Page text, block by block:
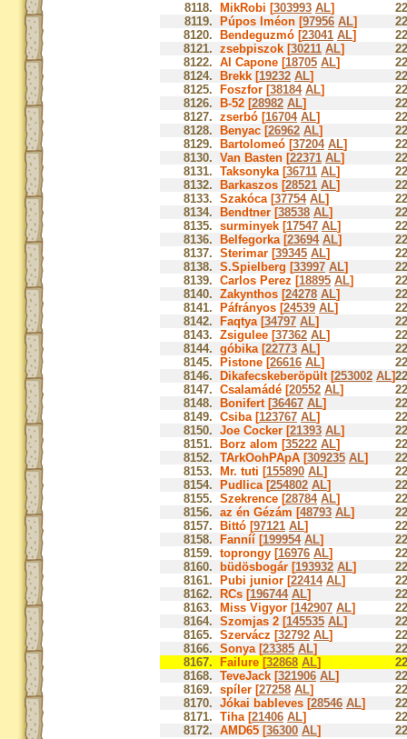
8118. MikRobi [303993 AL]
8119.
Púpos Iméon [97956 AL]
8120.
Bendeguzmó [23041 AL]
8121. zsebpiszok [30211 AL]
8122. Al Capone [18705 AL]
8124.
Brekk [19232 AL]
8125.
Foszfor [38184 AL]
8126.
B-52 [28982 AL]
8127. zserbó [16704 AL]
8128.
Benyac [26962 AL]
8129.
Bartolomeó [37204 AL]
8130. Van Basten [22371 AL]
8131. Taksonyka [36711 AL]
8132.
Barkaszos [28521 AL]
8133. Szakóca [37754 AL]
8134.
Bendtner [38538 AL]
8135. surminyek [17547 AL]
8136.
Belfegorka [23694 AL]
8137. Sterimar [39345 AL]
8138. S.Spielberg [33997 AL]
8139. Carlos Perez [18895 AL]
8140. Zakynthos [24278 AL]
8141.
Páfrányos [24539 AL]
8142.
Faqtya [34797 AL]
8143. Zsigulee [37362 AL]
8144. góbika [22773 AL]
8145.
Pistone [26616 AL]
8146.
Dikafecskeberöpült [253002 AL]
8147. Csalamádé [20552 AL]
8148.
Bonifert [36467 AL]
8149. Csiba [123767 AL]
8150. Joe Cocker [21393 AL]
8151.
Borz alom [35222 AL]
8152. TArkOohPApA [309235 AL]
8153.
Mr. tuti [155890 AL]
8154.
Pudlica [254802 AL]
8155. Szekrence [28784 AL]
8156. az én Gézám [48793 AL]
8157.
Bittó [97121 AL]
8158.
Fanníí [199954 AL]
8159. toprongy [16976 AL]
8160.
büdösbogár [193932 AL]
8161.
Pubi junior [22414 AL]
8162.
RCs [196744 AL]
8163.
Miss Vigyor [142907 AL]
8164. Szomjas 2 [145535 AL]
8165. Szervácz [32792 AL]
8166. Sonya [23385 AL]
8167.
Failure [32868 AL]
8168. TeveJack [321906 AL]
8169. spíler [27258 AL]
8170. Jókai bableves [28546 AL]
8171. Tiha [21406 AL]
8172. AMD65 [36300 AL]